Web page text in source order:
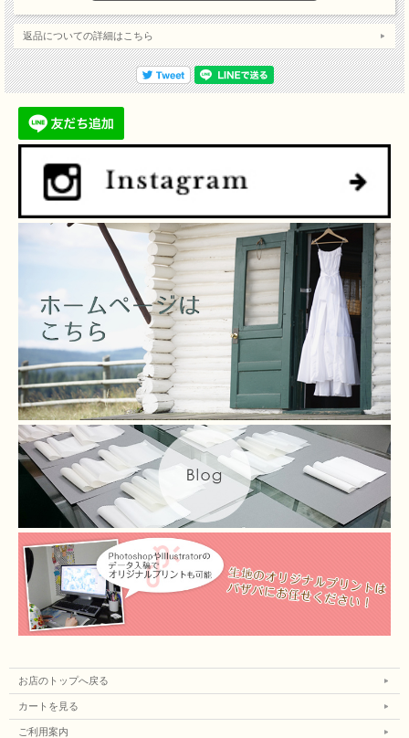
返品についての詳細はこちら
お店のトップへ戻る
カートを見る
ご利用案内